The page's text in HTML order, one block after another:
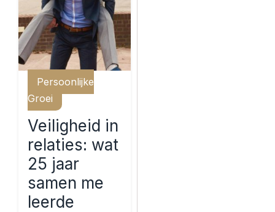
Persoonlijke
Groei
Veiligheid in
relaties: wat
25 jaar
samen me
leerde